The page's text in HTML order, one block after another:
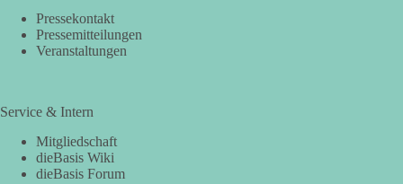
Pressekontakt
Pressemitteilungen
Veranstaltungen
Service & Intern
Mitgliedschaft
dieBasis Wiki
dieBasis Forum